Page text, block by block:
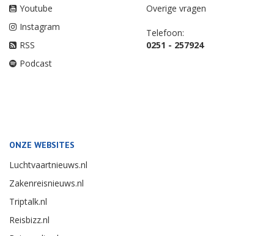
Youtube
Instagram
RSS
Podcast
Overige vragen
Telefoon:
0251 - 257924
ONZE WEBSITES
Luchtvaartnieuws.nl
Zakenreisnieuws.nl
Triptalk.nl
Reisbizz.nl